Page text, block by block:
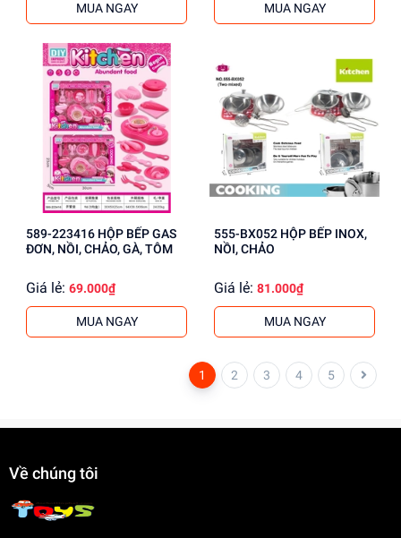
MUA NGAY MUA NGAY
589-223416 HỘP BẾP GAS
ĐƠN, NỒI, CHẢO, GÀ, TÔM
Giá lẻ: 69.000₫
MUA NGAY
555-BX052 HỘP BẾP INOX,
NỒI, CHẢO
Giá lẻ: 81.000₫
MUA NGAY
1 2 3 4 5
Về chúng tôi